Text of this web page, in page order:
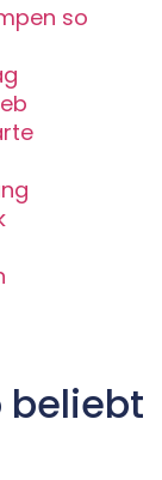
so
beliebt